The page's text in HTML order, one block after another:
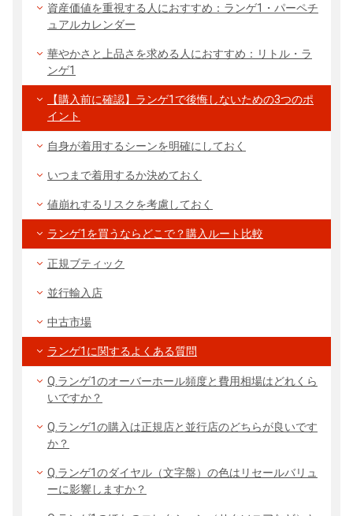
資産価値を重視する人におすすめ：ランゲ1・パーペチ
ュアルカレンダー
華やかさと上品さを求める人におすすめ：リトル・ラ
ンゲ1
【購入前に確認】ランゲ1で後悔しないための3つのポ
イント
自身が着用するシーンを明確にしておく
いつまで着用するか決めておく
値崩れするリスクを考慮しておく
ランゲ1を買うならどこで？購入ルート比較
正規ブティック
並行輸入店
中古市場
ランゲ1に関するよくある質問
Q.ランゲ1のオーバーホール頻度と費用相場はどれくら
いですか？
Q.ランゲ1の購入は正規店と並行店のどちらが良いです
か？
Q.ランゲ1のダイヤル（文字盤）の色はリセールバリュ
ーに影響しますか？